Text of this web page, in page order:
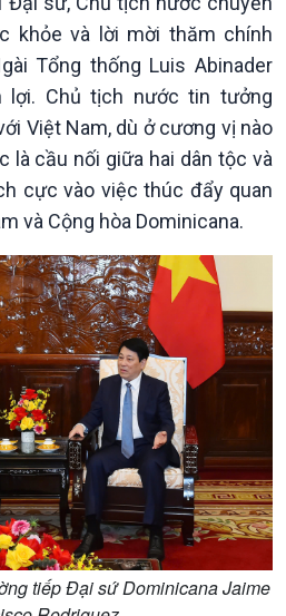
Khoa học & Công nghệ
Tin Khoa học & Công nghệ
Kết nối công nghệ
Sống chung với biến đổi
khí hậu
khỏe và lời mời thăm chính
Tổng thống Luis Abinader
lợi. Chủ tịch nước tin tưởng
Việt Nam, dù ở cương vị nào
cầu nối giữa hai dân tộc và
cực vào việc thúc đẩy quan
và Cộng hòa Dominicana.
tiếp Đại sứ Dominicana Jaime